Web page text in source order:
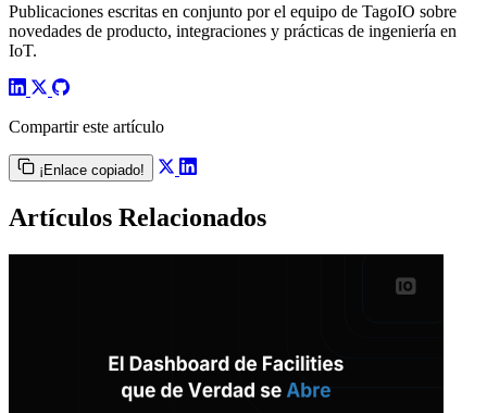
Publicaciones escritas en conjunto por el equipo de TagoIO sobre
novedades de producto, integraciones y prácticas de ingeniería en
IoT.
Compartir este artículo
¡Enlace copiado!
Artículos Relacionados